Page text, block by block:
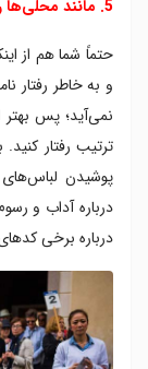
5. مانند محلی‌ها رفتار کنید
حتماً شما هم از
و به خاطر رفتار
نمی‌آید؛ پس
ترتیب رفتار
پوشیدن
درباره آداب و
درباره برخی